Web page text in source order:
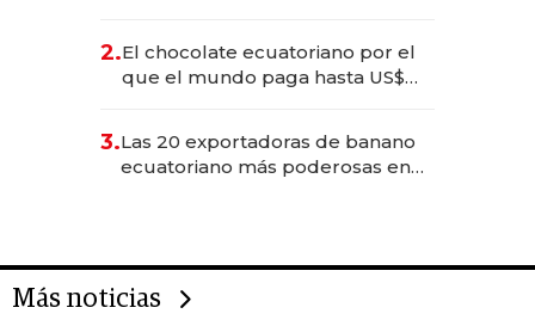
2.El chocolate ecuatoriano por el
que el mundo paga hasta US$
3.Las 20 exportadoras de banano
ecuatoriano más poderosas en
Más noticias